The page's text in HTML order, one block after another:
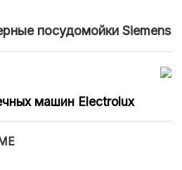
посудомойки Siemens
машин Electrolux